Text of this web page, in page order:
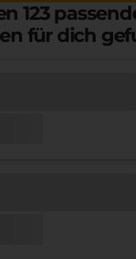
123
für dich